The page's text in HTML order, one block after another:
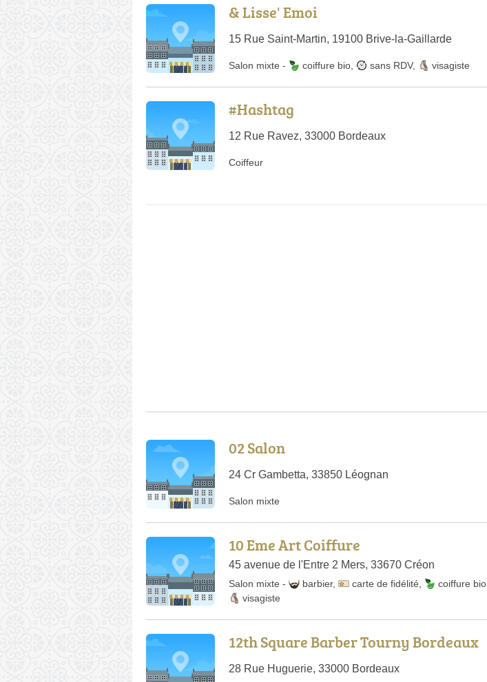
& Lisse' Emoi
15 Rue Saint-Martin, 19100 Brive-la-Gaillarde
Salon mixte - coiffure bio sans RDV, visagiste
#Hashtag
12 Rue Ravez, 33000 Bordeaux
Coiffeur
02 Salon
24 Cr Gambetta, 33850 Léognan
Salon mixte
10 Eme Art Coiffure
45 avenue de l'Entre 2 Mers, 33670 Créon
Salon mixte - barbier, carte de fidélité coiffure bio
visagiste
12th Square Barber Tourny Bordeaux
28 Rue Huguerie, 33000 Bordeaux